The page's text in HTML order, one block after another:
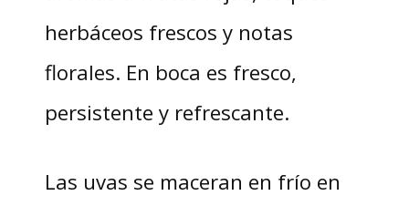
herbáceos frescos y notas
florales. En boca es fresco,
persistente y refrescante.
Las uvas se maceran en frío en